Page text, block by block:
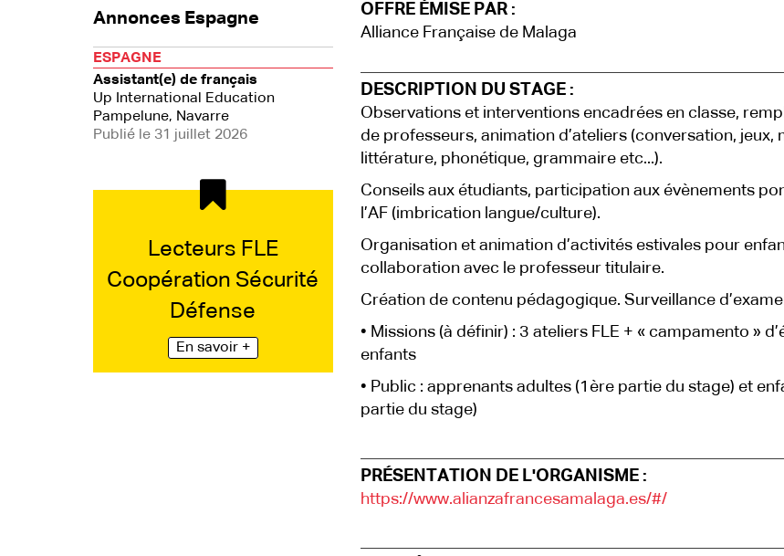
Annonces Espagne
ESPAGNE
Assistant(e) de français
Up International Education
Pampelune, Navarre
Publié le 31 juillet 2026
Lecteurs FLE
Coopération Sécurité
Défense
En savoir +
OFFRE ÉMISE PAR :
Alliance Française de Malaga
DESCRIPTION DU STAGE :
Observations et interventions encadrées en classe,
de professeurs, animation d’ateliers (conversation, jeux,
littérature, phonétique, grammaire etc...).
Conseils aux étudiants, participation aux évènements
l’AF (imbrication langue/culture).
Organisation et animation d’activités estivales pour
collaboration avec le professeur titulaire.
Création de contenu pédagogique. Surveillance
• Missions (à définir) : 3 ateliers FLE + « campamento »
enfants
• Public : apprenants adultes (1ère partie du stage) et
partie du stage)
PRÉSENTATION DE L'ORGANISME :
https://www.alianzafrancesamalaga.es/#/